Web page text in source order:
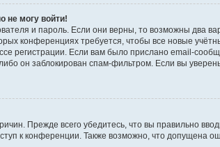
не могу войти!
и пароль. Если они верны, то возможны два
конференциях требуется, чтобы все новые
регистрации. Если вам было прислано email-
он заблокирован спам-фильтром. Если вы
Прежде всего убедитесь, что вы правильно
к конференции. Также возможно, что допущена